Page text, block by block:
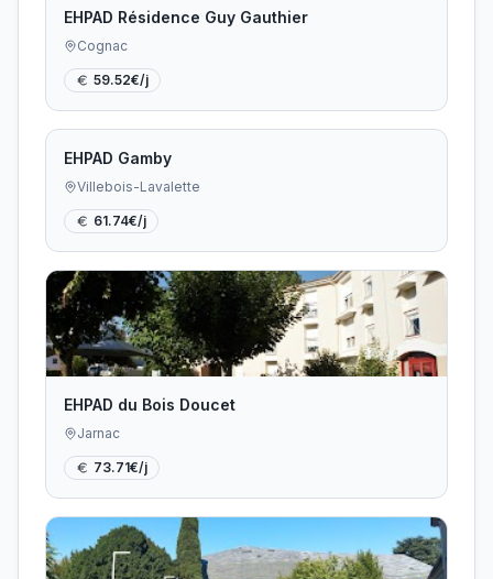
EHPAD Résidence Guy Gauthier
Cognac
59.52€/j
EHPAD Gamby
Villebois-Lavalette
61.74€/j
EHPAD du Bois Doucet
Jarnac
73.71€/j